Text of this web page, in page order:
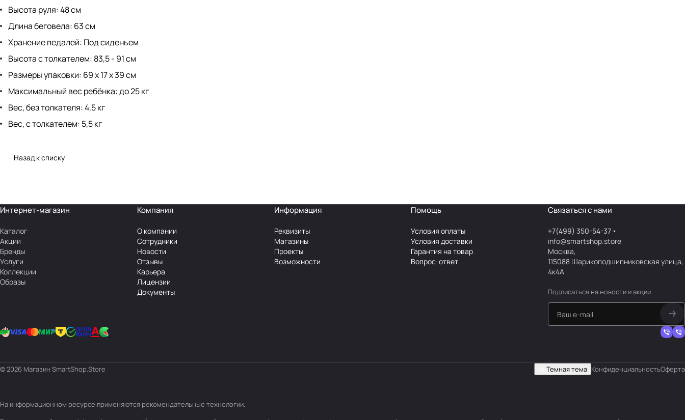
Высота руля: 48 см
Длина беговела: 63 см
Хранение педалей: Под сиденьем
Высота с толкателем: 83,5 - 91 см
Размеры упаковки: 69 х 17 х 39 см
Максимальный вес ребёнка: до 25 кг
Вес, без толкателя: 4,5 кг
Вес, с толкателем: 5,5 кг
Назад к списку
Интернет-магазин
Каталог
Акции
Бренды
Услуги
Коллекции
Образы
Компания
О компании
Сотрудники
Новости
Отзывы
Карьера
Лицензии
Документы
Информация
Реквизиты
Магазины
Проекты
Возможности
Помощь
Условия оплаты
Условия доставки
Гарантия на товар
Вопрос-ответ
Связаться с нами
+7(499) 350-54-37
info@smartshop.store
Москва,
115088 Шарикоподшипниковская улица,
4к4А
Подписаться на новости и акции
© 2026 Магазин SmartShop.Store Темная тема КонфиденциальностьОферта
На информационном ресурсе применяются рекомендательные технологии.